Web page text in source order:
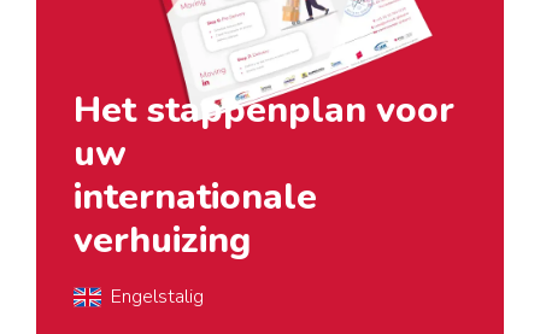
Het stappenplan voor
uw
internationale
verhuizing
Engelstalig